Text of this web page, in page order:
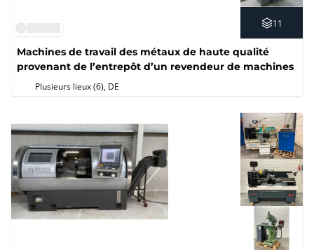
11
Machines de travail des métaux de haute qualité
provenant de l’entrepôt d’un revendeur de machines
Plusieurs lieux (6) , DE